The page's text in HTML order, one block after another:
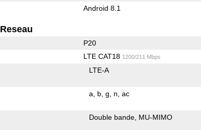
Android 8.1
Reseau
P20
LTE CAT18 1200/211 Mbps
LTE-A
a b g n ac
Double bande MU-MIMO